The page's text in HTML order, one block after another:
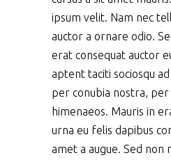
ipsum velit. Nam nec
auctor a ornare odio.
erat consequat auctor
aptent taciti sociosqu
per conubia nostra, per
himenaeos. Mauris in
urna eu felis dapibus
amet a augue. Sed non